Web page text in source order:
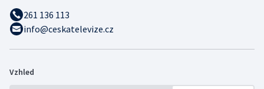
261 136 113
info@ceskatelevize.cz
Vzhled